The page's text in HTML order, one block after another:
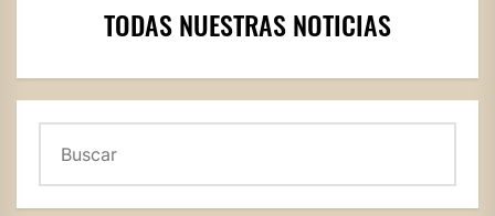
TODAS NUESTRAS NOTICIAS